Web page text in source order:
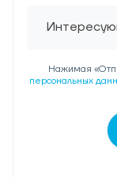
Нажимая
персональных